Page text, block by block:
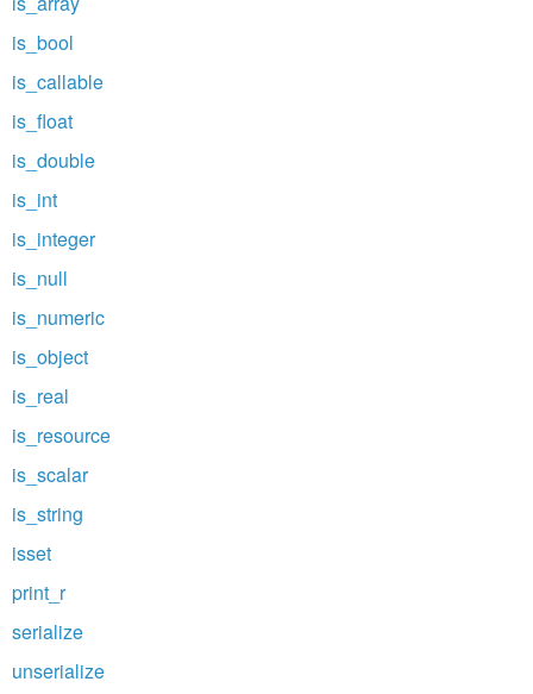
is_bool
is_callable
is_float
is_double
is_int
is_integer
is_null
is_numeric
is_object
is_real
is_resource
is_scalar
is_string
isset
print_r
serialize
unserialize